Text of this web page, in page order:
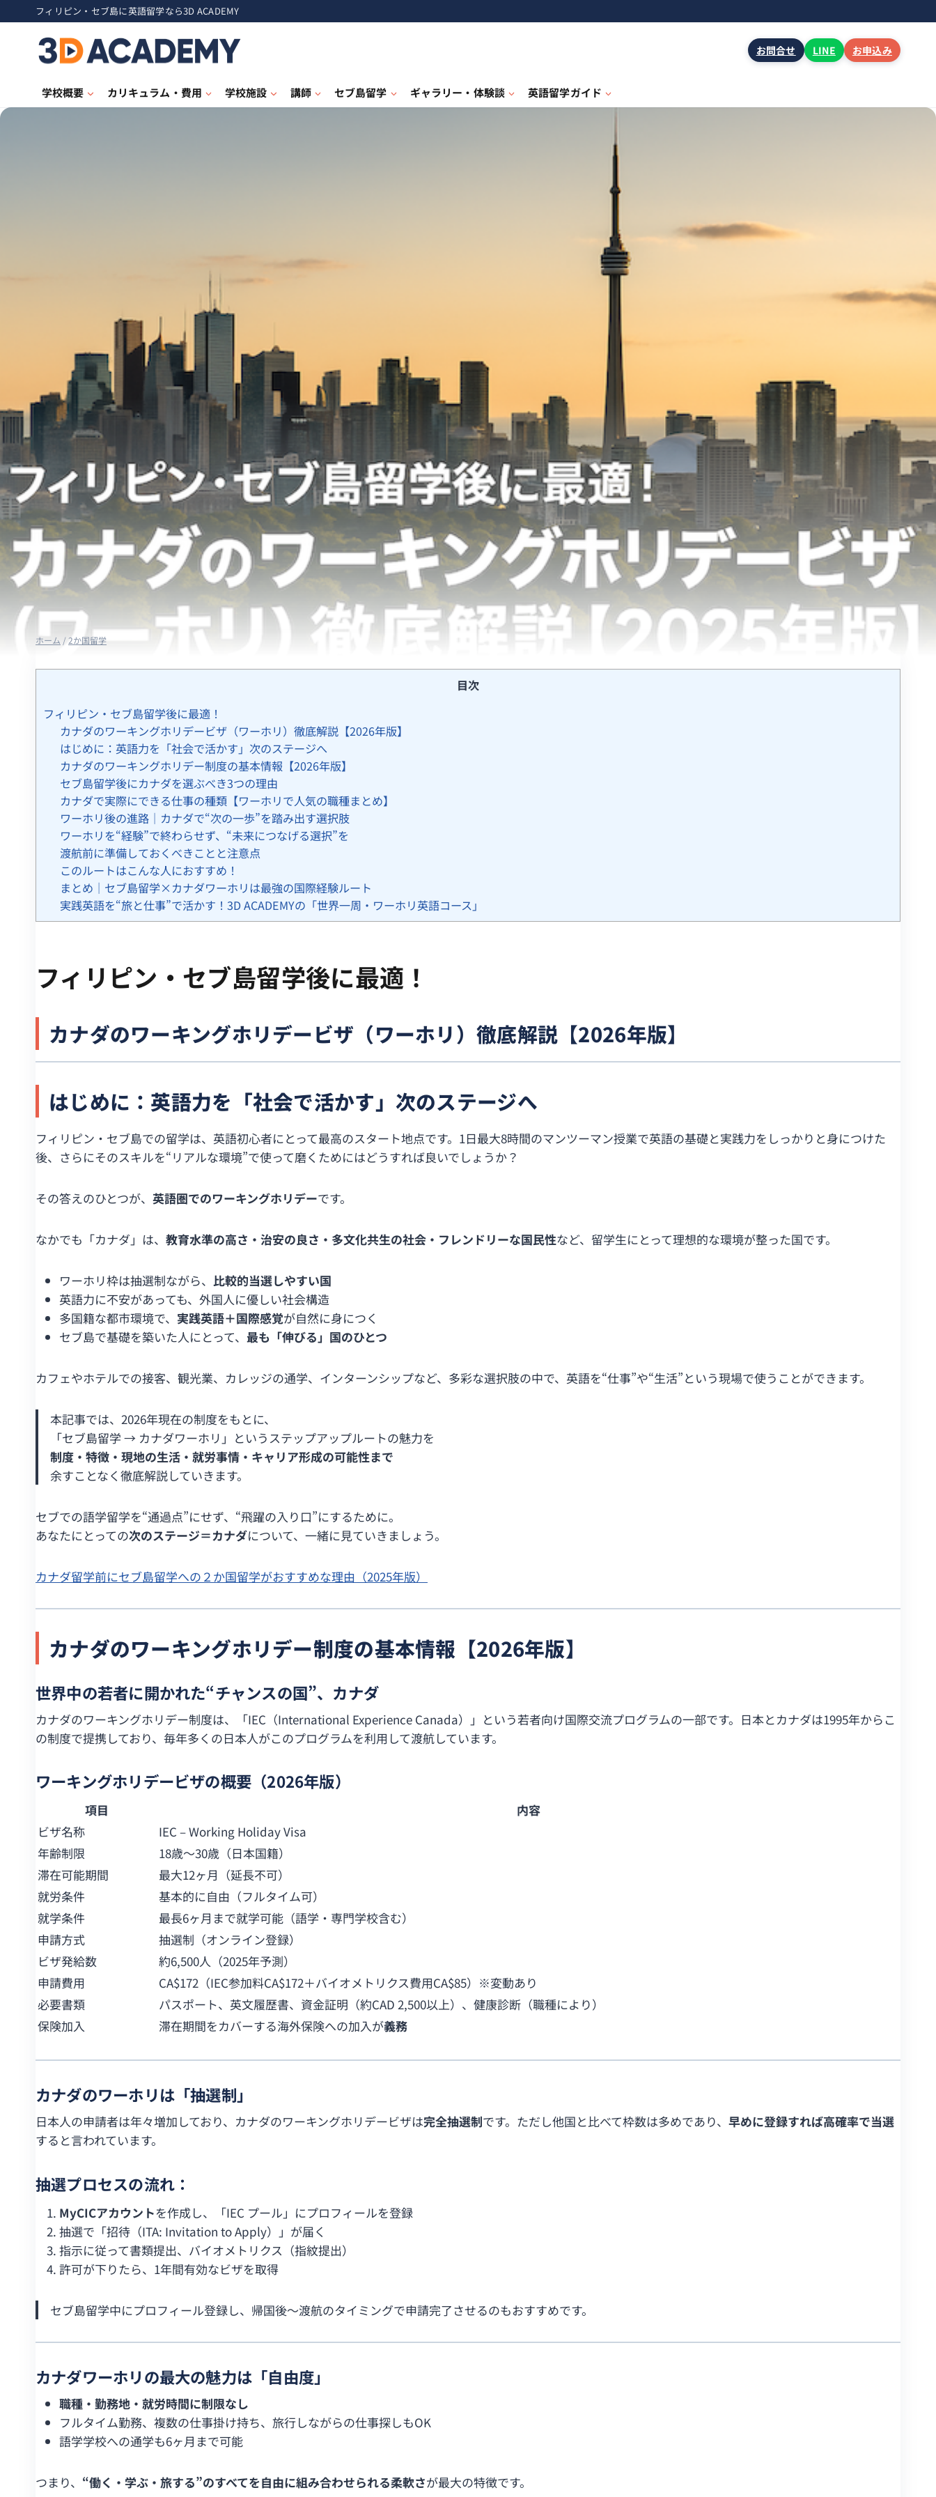
フィリピン・セブ島に英語留学なら3D ACADEMY
お問合せ LINE お申込み
学校概要 カリキュラム・費用 学校施設 講師 セブ島留学 ギャラリー・体験談 英語留学ガイド
ホーム /2か国留学
目次
フィリピン・セブ島留学後に最適！
カナダのワーキングホリデービザ（ワーホリ）徹底解説【2026年版】
はじめに：英語力を「社会で活かす」次のステージへ
カナダのワーキングホリデー制度の基本情報【2026年版】
セブ島留学後にカナダを選ぶべき3つの理由
カナダで実際にできる仕事の種類【ワーホリで人気の職種まとめ】
ワーホリ後の進路｜カナダで“次の一歩”を踏み出す選択肢
ワーホリを“経験”で終わらせず、“未来につなげる選択”を
渡航前に準備しておくべきことと注意点
このルートはこんな人におすすめ！
まとめ｜セブ島留学×カナダワーホリは最強の国際経験ルート
実践英語を“旅と仕事”で活かす！3D ACADEMYの「世界一周・ワーホリ英語コース」
フィリピン・セブ島留学後に最適！
カナダのワーキングホリデービザ（ワーホリ）徹底解説【2026年版】
はじめに：英語力を「社会で活かす」次のステージへ
フィリピン・セブ島での留学は、英語初心者にとって最高のスタート地点です。1日最大8時間のマンツーマン授業で英語の基礎と実践力をしっかりと身につけた
後、さらにそのスキルを“リアルな環境”で使って磨くためにはどうすれば良いでしょうか？
その答えのひとつが、 英語圏でのワーキングホリデーです。
なかでも「カナダ」は、 教育水準の高さ・治安の良さ・多文化共生の社会・フレンドリーな国民性など、留学生にとって理想的な環境が整った国です。
ワーホリ枠は抽選制ながら、 比較的当選しやすい国
英語力に不安があっても、外国人に優しい社会構造
多国籍な都市環境で、 実践英語＋国際感覚が自然に身につく
セブ島で基礎を築いた人にとって、 最も「伸びる」国のひとつ
カフェやホテルでの接客、観光業、カレッジの通学、インターンシップなど、多彩な選択肢の中で、英語を“仕事”や“生活”という現場で使うことができます。
本記事では、2026年現在の制度をもとに、
「セブ島留学 → カナダワーホリ」というステップアップルートの魅力を
制度・特徴・現地の生活・就労事情・キャリア形成の可能性まで
余すことなく徹底解説していきます。
セブでの語学留学を“通過点”にせず、“飛躍の入り口”にするために。
あなたにとっての次のステージ＝カナダについて、一緒に見ていきましょう。
カナダ留学前にセブ島留学への２か国留学がおすすめな理由（2025年版）
カナダのワーキングホリデー制度の基本情報【2026年版】
世界中の若者に開かれた“チャンスの国”、カナダ
カナダのワーキングホリデー制度は、「IEC（International Experience Canada）」という若者向け国際交流プログラムの一部です。日本とカナダは1995年からこ
の制度で提携しており、毎年多くの日本人がこのプログラムを利用して渡航しています。
ワーキングホリデービザの概要（2026年版）
項目
内容
ビザ名称
IEC – Working Holiday Visa
年齢制限
18歳〜30歳（日本国籍）
滞在可能期間
最大12ヶ月（延長不可）
就労条件
基本的に自由（フルタイム可）
就学条件
最長6ヶ月まで就学可能（語学・専門学校含む）
申請方式
抽選制（オンライン登録）
ビザ発給数
約6,500人（2025年予測）
申請費用
CA$172（IEC参加料CA$172＋バイオメトリクス費用CA$85）※変動あり
必要書類
パスポート、英文履歴書、資金証明（約CAD 2,500以上）、健康診断（職種により）
保険加入
滞在期間をカバーする海外保険への加入が義務
カナダのワーホリは「抽選制」
日本人の申請者は年々増加しており、カナダのワーキングホリデービザは完全抽選制です。ただし他国と比べて枠数は多めであり、 早めに登録すれば高確率で当選
すると言われています。
抽選プロセスの流れ：
MyCICアカウントを作成し、「IEC プール」にプロフィールを登録
抽選で「招待（ITA: Invitation to Apply）」が届く
指示に従って書類提出、バイオメトリクス（指紋提出）
許可が下りたら、1年間有効なビザを取得
セブ島留学中にプロフィール登録し、帰国後〜渡航のタイミングで申請完了させるのもおすすめです。
カナダワーホリの最大の魅力は「自由度」
職種・勤務地・就労時間に制限なし
フルタイム勤務、複数の仕事掛け持ち、旅行しながらの仕事探しもOK
語学学校への通学も6ヶ月まで可能
つまり、 “働く・学ぶ・旅する”のすべてを自由に組み合わせられる柔軟さが最大の特徴です。